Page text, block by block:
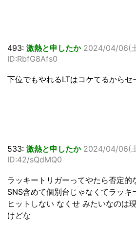
493: 激熱と申したか 2024/04/06(
ID:RbfG8Afs0
下位でもやれるLTはコケてるからセ
533: 激熱と申したか 2024/04/06(
ID:42/sQdMQ0
ラッキートリガーってやたら否定的
SNS含めて個別台じゃなくてラッキ
ヒットしない なくせ みたいなのは
けどな